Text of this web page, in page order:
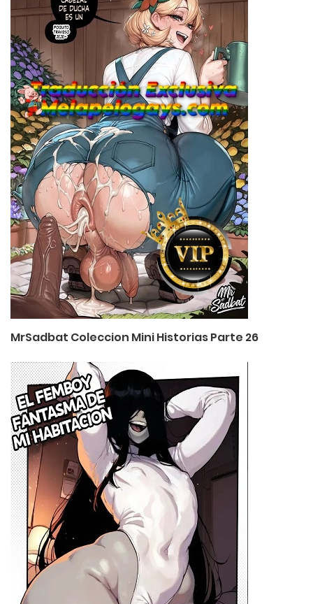
MrSadbat Coleccion Mini Historias Parte 26